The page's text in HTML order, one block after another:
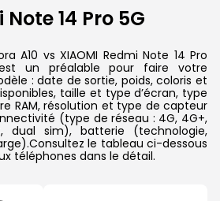
Note 14 Pro 5G
A10 vs XIAOMI Redmi Note 14 Pro
un préalable pour faire votre
: date de sortie, poids, coloris et
taille et type d’écran, type
RAM, résolution et type de capteur
(type de réseau : 4G, 4G+,
dual sim), batterie (technologie,
le tableau ci-dessous
téléphones dans le détail.